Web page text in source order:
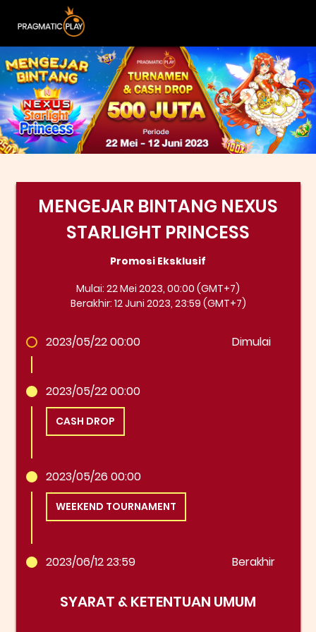
MENGEJAR BINTANG NEXUS
STARLIGHT PRINCESS
Promosi Eksklusif
Mulai: 22 Mei 2023, 00:00 (GMT+7)
Berakhir: 12 Juni 2023, 23:59 (GMT+7)
2023/05/22 00:00 Dimulai
2023/05/22 00:00
CASH DROP
2023/05/26 00:00
WEEKEND TOURNAMENT
2023/06/12 23:59 Berakhir
SYARAT & KETENTUAN UMUM